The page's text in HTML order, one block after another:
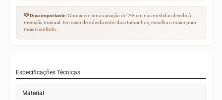
💡 Dica importante: Considere uma variação de 2-3 cm nas medidas devido à
medição manual. Em caso de dúvida entre dois tamanhos, escolha o maior para
maior conforto.
Especificações Técnicas
Material